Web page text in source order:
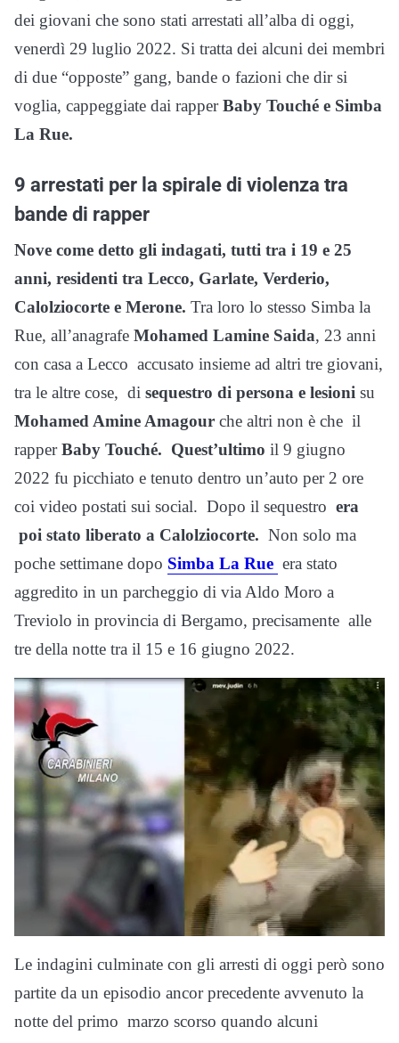
dei giovani che sono stati arrestati all’alba di oggi,
venerdì 29 luglio 2022. Si tratta dei alcuni dei membri
di due “opposte” gang, bande o fazioni che dir si
voglia, cappeggiate dai rapperBaby Touché e Simba
La Rue.
9 arrestati per la spirale di violenza tra
bande di rapper
Nove come detto gli indagati, tutti tra i 19 e 25
anni, residenti tra Lecco, Garlate, Verderio,
Calolziocorte e Merone. Tra loro lo stesso Simba la
Rue, all’anagrafe Mohamed Lamine Saida, 23 anni
con casa a Lecco accusato insieme ad altri tre giovani,
tra le altre cose, di sequestro di persona e lesioni su
Mohamed Amine Amagour che altri non è che il
rapperBaby Touché. Quest’ultimo il 9 giugno
2022 fu picchiato e tenuto dentro un’auto per 2 ore
coi video postati sui social. Dopo il sequestro era
poi stato liberato a Calolziocorte. Non solo ma
poche settimane dopo Simba La Rue era stato
aggredito in un parcheggio di via Aldo Moro a
Treviolo in provincia di Bergamo, precisamente alle
tre della notte tra il 15 e 16 giugno 2022.
Le indagini culminate con gli arresti di oggi però sono
partite da un episodio ancor precedente avvenuto la
notte del primo marzo scorso quando alcuni